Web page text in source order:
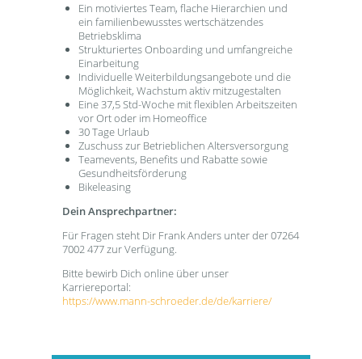
Ein motiviertes Team, flache Hierarchien und
ein familienbewusstes wertschätzendes
Betriebsklima
Strukturiertes Onboarding und umfangreiche
Einarbeitung
Individuelle Weiterbildungsangebote und die
Möglichkeit, Wachstum aktiv mitzugestalten
Eine 37,5 Std-Woche mit flexiblen Arbeitszeiten
vor Ort oder im Homeoffice
30 Tage Urlaub
Zuschuss zur Betrieblichen Altersversorgung
Teamevents, Benefits und Rabatte sowie
Gesundheitsförderung
Bikeleasing
Dein Ansprechpartner:
Für Fragen steht Dir Frank Anders unter der 07264
7002 477 zur Verfügung.
Bitte bewirb Dich online über unser
Karriereportal:
https://www.mann-schroeder.de/de/karriere/